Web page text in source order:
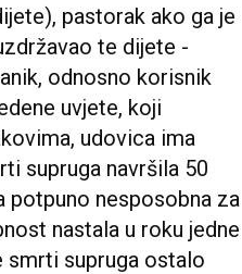
pastorak ako ga je
te dijete -
odnosno korisnik
uvjete, koji
udovica ima
supruga navršila 50
potpuno nesposobna za
nastala u roku jedne
smrti supruga ostalo